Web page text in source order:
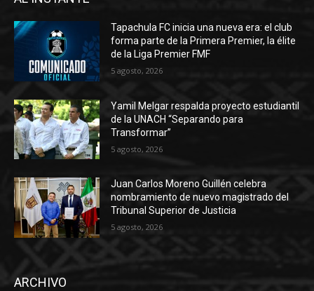
Tapachula FC inicia una nueva era: el club
forma parte de la Primera Premier, la élite
de la Liga Premier FMF
5 agosto, 2026
Yamil Melgar respalda proyecto estudiantil
de la UNACH “Separando para
Transformar”
5 agosto, 2026
Juan Carlos Moreno Guillén celebra
nombramiento de nuevo magistrado del
Tribunal Superior de Justicia
5 agosto, 2026
ARCHIVO